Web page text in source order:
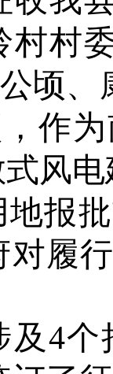
村
顷
作为
风电
报
对履
及4